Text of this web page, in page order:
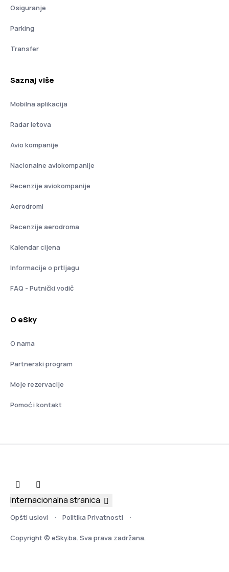
Osiguranje
Parking
Transfer
Saznaj više
Mobilna aplikacija
Radar letova
Avio kompanije
Nacionalne aviokompanije
Recenzije aviokompanije
Aerodromi
Recenzije aerodroma
Kalendar cijena
Informacije o prtljagu
FAQ - Putnički vodič
O eSky
O nama
Partnerski program
Moje rezervacije
Pomoć i kontakt
Opšti uslovi Politika Privatnosti
Copyright © eSky.ba. Sva prava zadržana.
Internacionalna stranica